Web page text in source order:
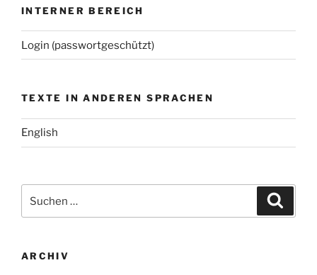
INTERNER BEREICH
Login (passwortgeschützt)
TEXTE IN ANDEREN SPRACHEN
English
nach:
ARCHIV